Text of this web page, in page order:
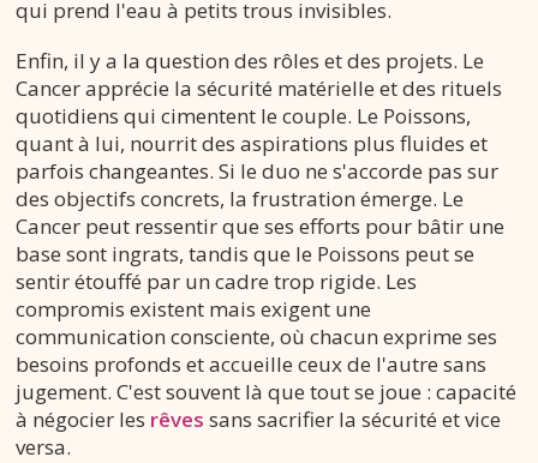
qui prend l'eau à petits trous invisibles.
Enfin, il y a la question des rôles et des projets. Le
Cancer apprécie la sécurité matérielle et des rituels
quotidiens qui cimentent le couple. Le Poissons,
quant à lui, nourrit des aspirations plus fluides et
parfois changeantes. Si le duo ne s'accorde pas sur
des objectifs concrets, la frustration émerge. Le
Cancer peut ressentir que ses efforts pour bâtir une
base sont ingrats, tandis que le Poissons peut se
sentir étouffé par un cadre trop rigide. Les
compromis existent mais exigent une
communication consciente, où chacun exprime ses
besoins profonds et accueille ceux de l'autre sans
jugement. C'est souvent là que tout se joue : capacité
à négocier les rêves sans sacrifier la sécurité et vice
versa.